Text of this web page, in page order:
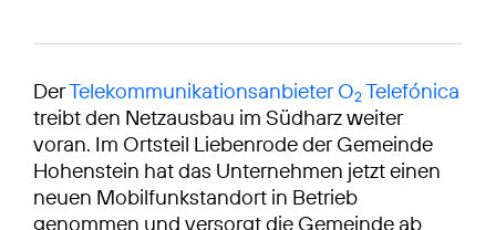
DerTelekommunikationsanbieter O2Telefónica
treibt den Netzausbau im Südharz weiter
voran. Im Ortsteil Liebenrode der Gemeinde
Hohenstein hat das Unternehmen jetzt einen
neuen Mobilfunkstandort in Betrieb
genommen und versorgt die Gemeinde ab